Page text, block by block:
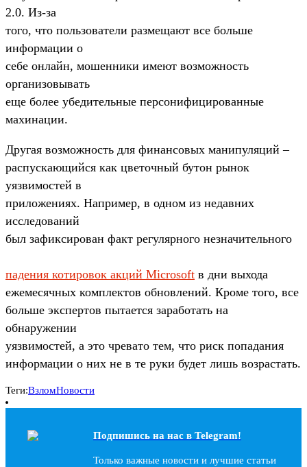
2.0. Из-за
того, что пользователи размещают все больше
информации о
себе онлайн, мошенники имеют возможность
организовывать
еще более убедительные персонифицированные
махинации.
Другая возможность для финансовых манипуляций –
распускающийся как цветочный бутон рынок
уязвимостей в
приложениях. Например, в одном из недавних
исследований
был зафиксирован факт регулярного незначительного
падения котировок акций Microsoft в дни выхода
ежемесячных комплектов обновлений. Кроме того, все
больше экспертов пытается заработать на
обнаружении
уязвимостей, а это чревато тем, что риск попадания
информации о них не в те руки будет лишь возрастать.
Теги:ВзломНовости
Подпишись на наc в Telegram!
Только важные новости и лучшие статьи